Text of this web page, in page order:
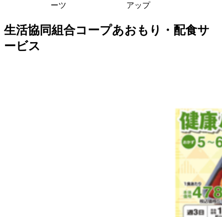
ーツ
アップ
生活協同組合コープあおもり・配食サ
ービス